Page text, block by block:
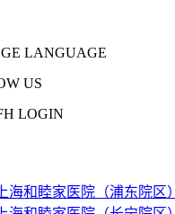
LANGUAGE
US
LOGIN
上海和睦家医院（浦东院区）